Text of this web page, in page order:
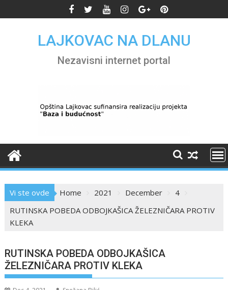
to
LAJKOVAC NA DLANU
Nezavisni internet portal
Vi ste ovde Home 2021 December
4
RUTINSKA POBEDA ODBOJKAŠICA ŽELEZNIČARA PROTIV
KLEKA
RUTINSKA POBEDA ODBOJKAŠICA
ŽELEZNIČARA PROTIV KLEKA